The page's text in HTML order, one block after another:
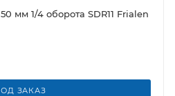
мм 1/4 оборота SDR11 Frialen
ЗАКАЗ